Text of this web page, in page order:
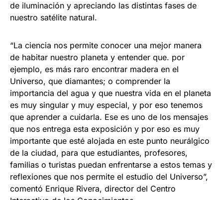
de iluminación y apreciando las distintas fases de
nuestro satélite natural.
“La ciencia nos permite conocer una mejor manera
de habitar nuestro planeta y entender que. por
ejemplo, es más raro encontrar madera en el
Universo, que diamantes; o comprender la
importancia del agua y que nuestra vida en el planeta
es muy singular y muy especial, y por eso tenemos
que aprender a cuidarla. Ese es uno de los mensajes
que nos entrega esta exposición y por eso es muy
importante que esté alojada en este punto neurálgico
de la ciudad, para que estudiantes, profesores,
familias o turistas puedan enfrentarse a estos temas y
reflexiones que nos permite el estudio del Universo”,
comentó Enrique Rivera, director del Centro